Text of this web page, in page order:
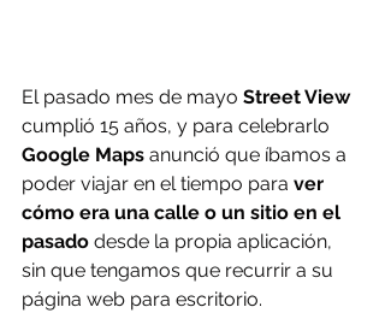
El pasado mes de mayo Street View
cumplió 15 años, y para celebrarlo
Google Maps anunció que íbamos a
poder viajar en el tiempo para ver
cómo era una calle o un sitio en el
pasado desde la propia aplicación,
sin que tengamos que recurrir a su
página web para escritorio.